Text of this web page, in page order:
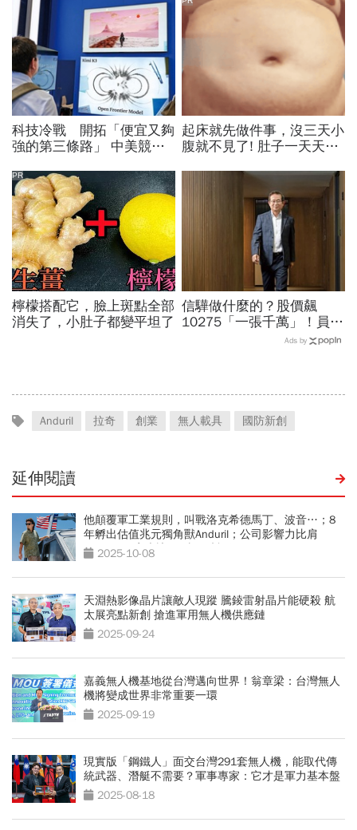
科技冷戰 開拓「便宜又夠
強的第三條路」 中美競爭
策略 改寫AI獲利模式
起床就先做件事，沒三天小
腹就不見了! 肚子一天天變
檸檬搭配它，臉上斑點全部
消失了，小肚子都變平坦了
PR
信驊做什麼的？股價飆
10275「一張千萬」！員工
年薪平均540萬…中年失業
Ads by
Anduril 拉奇 創業 無人載具 國防新創
延伸閱讀
他顛覆軍工業規則，叫戰洛克希德馬丁、波音…；8
年孵出估值兆元獨角獸Anduril；公司影響力比肩
OpenAI 獨家專訪 33歲軍武怪傑
2025-10-08
天淵熱影像晶片讓敵人現蹤 騰錂雷射晶片能硬殺 航
太展亮點新創 搶進軍用無人機供應鏈
2025-09-24
嘉義無人機基地從台灣邁向世界！翁章梁：台灣無人
機將變成世界非常重要一環
2025-09-19
現實版「鋼鐵人」面交台灣291套無人機，能取代傳
統武器、潛艇不需要？軍事專家：它才是軍力基本盤
2025-08-18